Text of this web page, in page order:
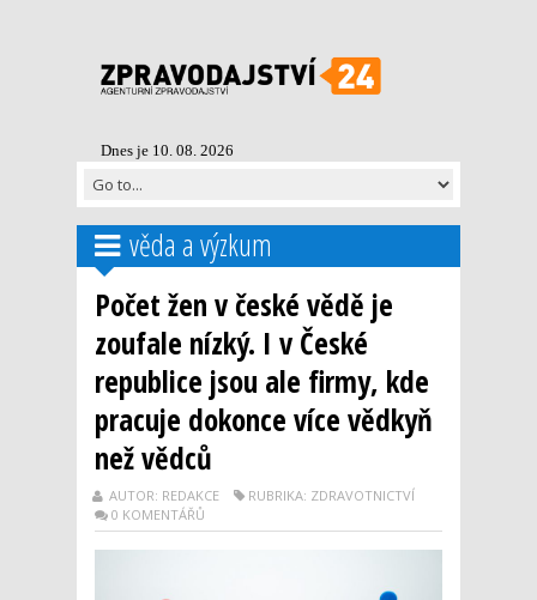
Dnes je 10. 08. 2026
věda a výzkum
Počet žen v české vědě je
zoufale nízký. I v České
republice jsou ale firmy, kde
pracuje dokonce více vědkyň
než vědců
AUTOR: REDAKCE
RUBRIKA: ZDRAVOTNICTVÍ
0 KOMENTÁŘŮ